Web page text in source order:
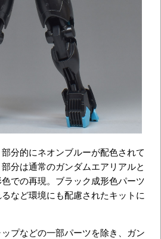
分的にネオンブルーが配色されて
分は通常のガンダムエアリアルと
での再現。ブラック成形色パーツ
など環境にも配慮されたキットに
プなどの一部パーツを除き、ガン